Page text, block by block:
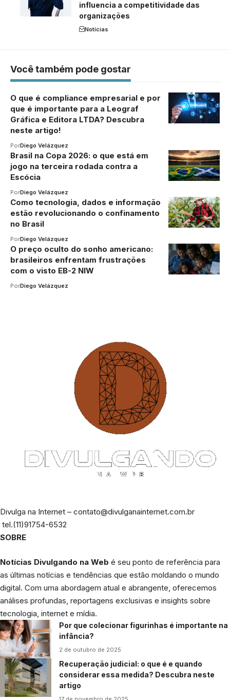
influencia a competitividade das
organizações
Notícias
Você também pode gostar
O que é compliance empresarial e por
que é importante para a Leograf
Gráfica e Editora LTDA? Descubra
neste artigo!
PorDiego Velázquez
Brasil na Copa 2026: o que está em
jogo na terceira rodada contra a
Escócia
PorDiego Velázquez
Como tecnologia, dados e informação
estão revolucionando o confinamento
no Brasil
PorDiego Velázquez
O preço oculto do sonho americano:
brasileiros enfrentam frustrações
com o visto EB-2 NIW
PorDiego Velázquez
Divulga na Internet – contato@divulganainternet.com.br
tel.(11)91754-6532
SOBRE
Notícias Divulgando na Web é seu ponto de referência para
as últimas notícias e tendências que estão moldando o mundo
digital. Com uma abordagem atual e abrangente, oferecemos
análises profundas, reportagens exclusivas e insights sobre
tecnologia, internet e mídia.
Por que colecionar figurinhas é importante na
infância?
2 de outubro de 2025
Recuperação judicial: o que é e quando
considerar essa medida? Descubra neste
artigo